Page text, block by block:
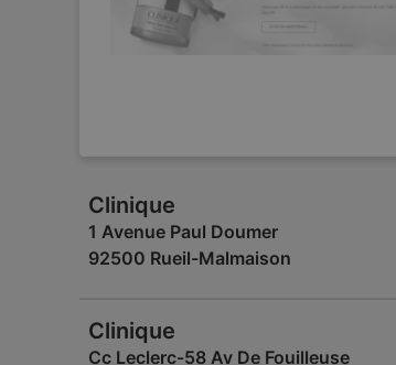
Clinique
1 Avenue Paul Doumer
92500 Rueil-Malmaison
Clinique
Cc Leclerc-58 Av De Fouilleuse